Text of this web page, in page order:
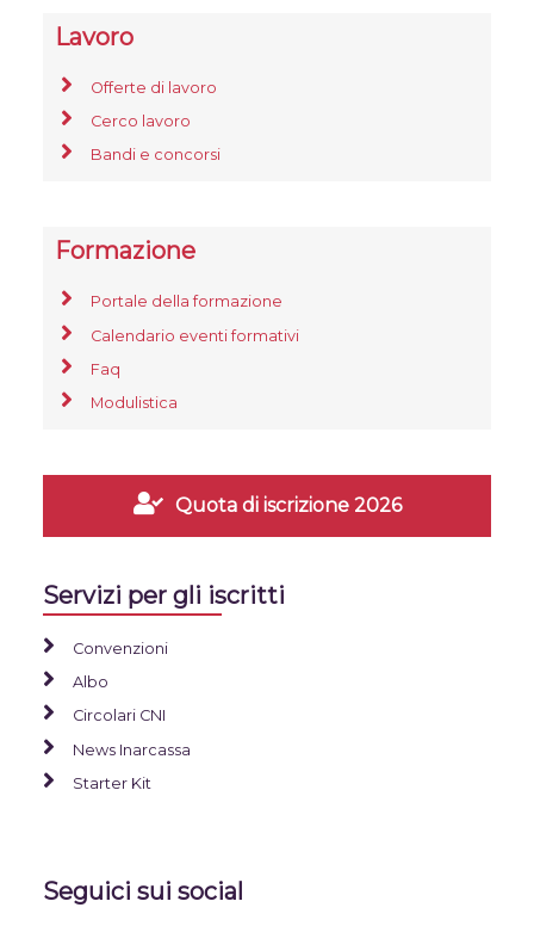
Lavoro
Offerte di lavoro
Cerco lavoro
Bandi e concorsi
Formazione
Portale della formazione
Calendario eventi formativi
Faq
Modulistica
Quota di iscrizione 2026
Servizi per gli iscritti
Convenzioni
Albo
Circolari CNI
News Inarcassa
Starter Kit
Seguici sui social